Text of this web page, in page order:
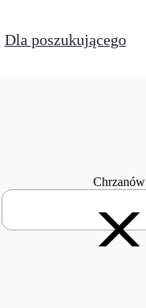
Dla poszukującego
Chrzanów